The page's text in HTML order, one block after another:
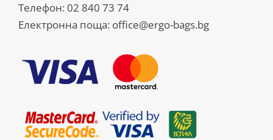
Телефон: 02 840 73 74
Електронна поща: office@ergo-bags.bg